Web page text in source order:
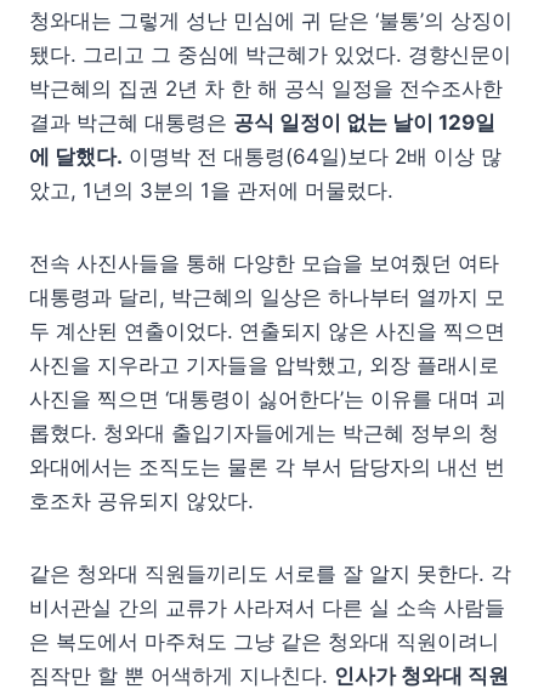
청와대는 그렇게 성난 민심에 귀 닫은 ‘불통’의 상징이
됐다. 그리고 그 중심에 박근혜가 있었다. 경향신문이
박근혜의 집권 2년 차 한 해 공식 일정을 전수조사한
결과 박근혜 대통령은 공식 일정이 없는 날이 129일
에 달했다. 이명박 전 대통령(64일)보다 2배 이상 많
았고, 1년의 3분의 1을 관저에 머물렀다.
전속 사진사들을 통해 다양한 모습을 보여줬던 여타
대통령과 달리, 박근혜의 일상은 하나부터 열까지 모
두 계산된 연출이었다. 연출되지 않은 사진을 찍으면
사진을 지우라고 기자들을 압박했고, 외장 플래시로
사진을 찍으면 ‘대통령이 싫어한다’는 이유를 대며 괴
롭혔다. 청와대 출입기자들에게는 박근혜 정부의 청
와대에서는 조직도는 물론 각 부서 담당자의 내선 번
호조차 공유되지 않았다.
같은 청와대 직원들끼리도 서로를 잘 알지 못한다. 각
비서관실 간의 교류가 사라져서 다른 실 소속 사람들
은 복도에서 마주쳐도 그냥 같은 청와대 직원이려니
짐작만 할 뿐 어색하게 지나친다. 인사가 청와대 직원